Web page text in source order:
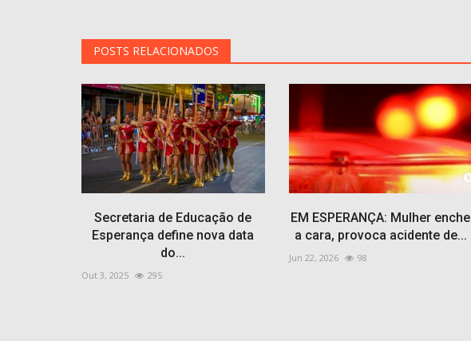
POSTS RELACIONADOS
Secretaria de Educação de
Esperança define nova data
do...
Out 3, 2025 295
EM ESPERANÇA: Mulher enche
a cara, provoca acidente de...
Jun 22, 2026 98